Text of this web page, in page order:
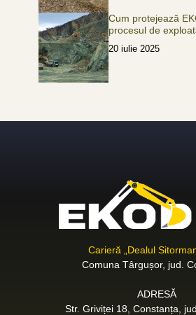
Cum protejează
procesul de
20 iulie 2025
Carieră „Dealul
Comuna Târgușor, jud.
ADRESĂ
Str. Griviței 18, Constanța,